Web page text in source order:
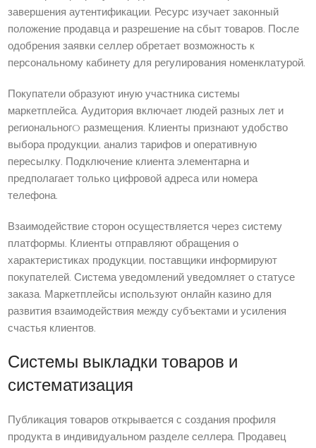
завершения аутентификации. Ресурс изучает законный
положение продавца и разрешение на сбыт товаров. После
одобрения заявки селлер обретает возможность к
персональному кабинету для регулирования номенклатурой.
Покупатели образуют иную участника системы
маркетплейса. Аудитория включает людей разных лет и
региональногo размещения. Клиенты признают удобство
выбора продукции, анализ тарифов и оперативную
пересылку. Подключение клиента элементарна и
предполагает только цифровой адреса или номера
телефона.
Взаимодействие сторон осуществляется через систему
платформы. Клиенты отправляют обращения о
характеристиках продукции, поставщики информируют
покупателей. Система уведомлений уведомляет о статусе
заказа. Маркетплейсы используют онлайн казино для
развития взаимодействия между субъектами и усиления
счастья клиентов.
Системы выкладки товаров и
систематизация
Публикация товаров открывается с создания профиля
продукта в индивидуальном разделе селлера. Продавец